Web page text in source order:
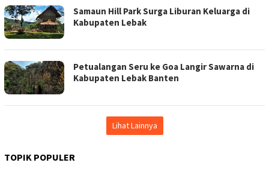
Samaun Hill Park Surga Liburan Keluarga di
Kabupaten Lebak
Petualangan Seru ke Goa Langir Sawarna di
Kabupaten Lebak Banten
Lihat Lainnya
TOPIK POPULER